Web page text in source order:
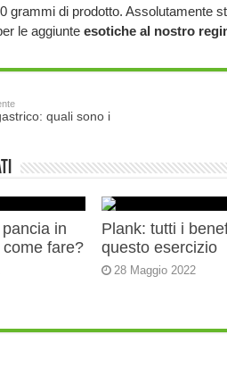
grammi di prodotto. Assolutamente
le aggiunte esotiche al nostro
quali sono i
in
fare?
Plank: tutti i
questo esercizio
28 Maggio 2022